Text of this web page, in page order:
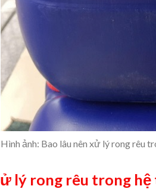
Hình ảnh: Bao lâu nên xử lý rong rêu
lý rong rêu trong